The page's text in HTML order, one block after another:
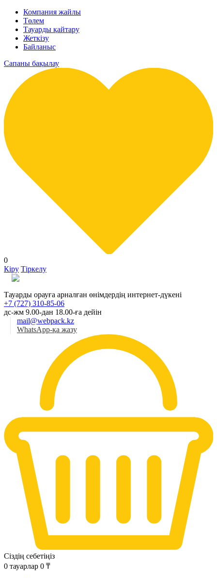
Компания жайлы
Төлем
Тауарды қайтару
Жеткізу
Байланыс
Сапаны бақылау
0
Кіру Тіркелу
Тауарды орауға арналған өнімдердің интернет-дүкені
+7 (727) 310-85-06
дс-жм 9.00-дан 18.00-ға дейін
mail@webpack.kz
WhatsApp-қа жазу
Сіздің себетіңіз
0 тауарлар 0 ₸